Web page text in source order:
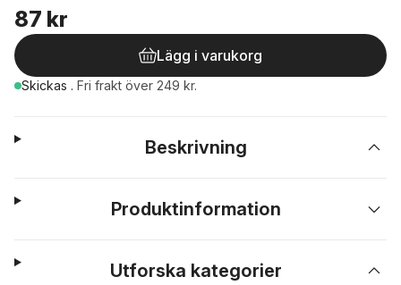
87 kr
Lägg i varukorg
Skickas . Fri frakt över 249 kr.
Beskrivning
Produktinformation
Utforska kategorier